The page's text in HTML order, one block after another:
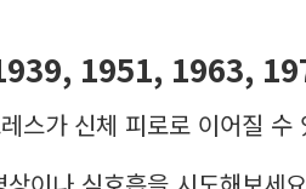
1951, 1963,
스가 신체 피로로 이어질 수